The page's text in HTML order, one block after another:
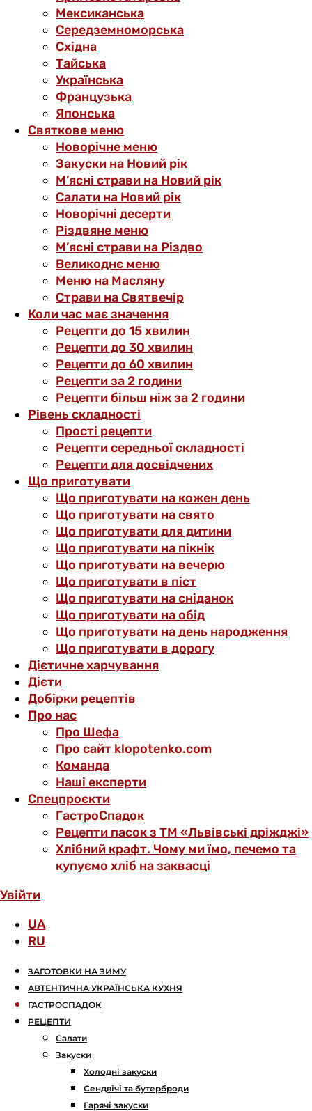
Мексиканська
Середземноморська
Східна
Тайська
Українська
Французька
Японська
Святкове меню
Новорічне меню
Закуски на Новий рік
М’ясні страви на Новий рік
Салати на Новий рік
Новорічні десерти
Різдвяне меню
М’ясні страви на Різдво
Великоднє меню
Меню на Масляну
Страви на Святвечір
Коли час має значення
Рецепти до 15 хвилин
Рецепти до 30 хвилин
Рецепти до 60 хвилин
Рецепти за 2 години
Рецепти більш ніж за 2 години
Рівень складності
Прості рецепти
Рецепти середньої складності
Рецепти для досвідчених
Що приготувати
Що приготувати на кожен день
Що приготувати на свято
Що приготувати для дитини
Що приготувати на пікнік
Що приготувати на вечерю
Що приготувати в піст
Що приготувати на сніданок
Що приготувати на обід
Що приготувати на день народження
Що приготувати в дорогу
Дієтичне харчування
Дієти
Добірки рецептів
Про нас
Про Шефа
Про сайт klopotenko.com
Команда
Наші експерти
Спецпроєкти
ГастроСпадок
Рецепти пасок з ТМ «Львівські дріжджі»
Хлібний крафт. Чому ми їмо, печемо та
купуємо хліб на заквасці
Увійти
UA
RU
ЗАГОТОВКИ НА ЗИМУ
АВТЕНТИЧНА УКРАЇНСЬКА КУХНЯ
ГАСТРОСПАДОК
РЕЦЕПТИ
Салати
Закуски
Холодні закуски
Сендвічі та бутерброди
Гарячі закуски